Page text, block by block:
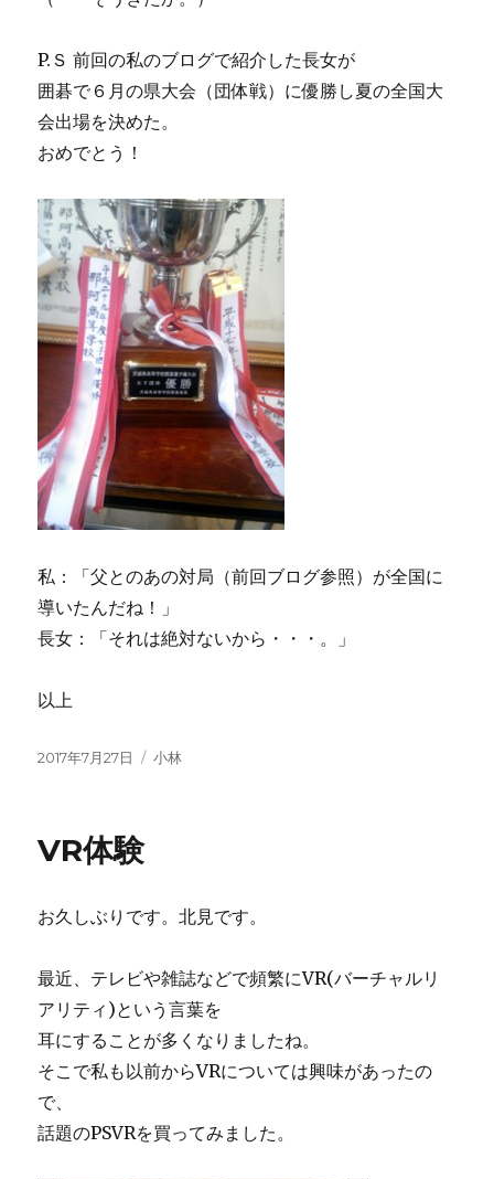
P.Ｓ 前回の私のブログで紹介した長女が
囲碁で６月の県大会（団体戦）に優勝し夏の全国大
会出場を決めた。
おめでとう！
私：「父とのあの対局（前回ブログ参照）が全国に
導いたんだね！」
長女：「それは絶対ないから・・・。」
以上
投
2017年7月27日
カ
小林
VR体験
お久しぶりです。北見です。
最近、テレビや雑誌などで頻繁にVR(バーチャルリ
アリティ)という言葉を
耳にすることが多くなりましたね。
そこで私も以前からVRについては興味があったの
で、
話題のPSVRを買ってみました。